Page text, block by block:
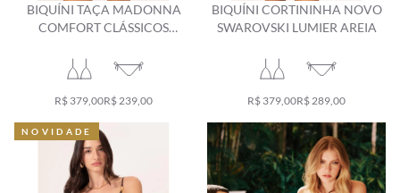
BIQUÍNI TAÇA MADONNA
COMFORT CLÁSSICOS
R$ 379,00R$ 239,00
BIQUÍNI CORTININHA NOVO
SWAROVSKI LUMIER AREIA
R$ 379,00R$ 289,00
NOVIDADE
NOVIDADE